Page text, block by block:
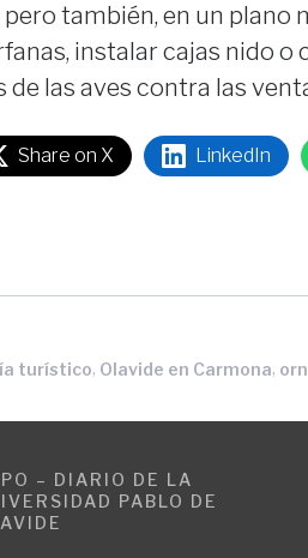
también, en un plano
instalar cajas nido
las aves contra las
Share on X LinkedIn
turístico, Olavide en Carmona,
– DIARIO DE LA
PABLO DE